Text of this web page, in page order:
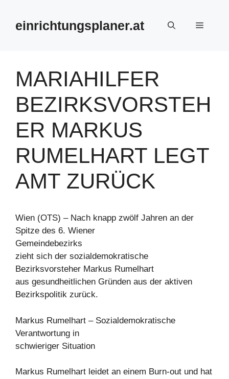
springeneinrichtungsplaner.at Menü
MARIAHILFER
BEZIRKSVORSTEH
ER MARKUS
RUMELHART LEGT
AMT ZURÜCK
Wien (OTS) – Nach knapp zwölf Jahren an der
Spitze des 6. Wiener
Gemeindebezirks
zieht sich der sozialdemokratische
Bezirksvorsteher Markus Rumelhart
aus gesundheitlichen Gründen aus der aktiven
Bezirkspolitik zurück.
Markus Rumelhart – Sozialdemokratische
Verantwortung in
schwieriger Situation
Markus Rumelhart leidet an einem Burn-out und hat